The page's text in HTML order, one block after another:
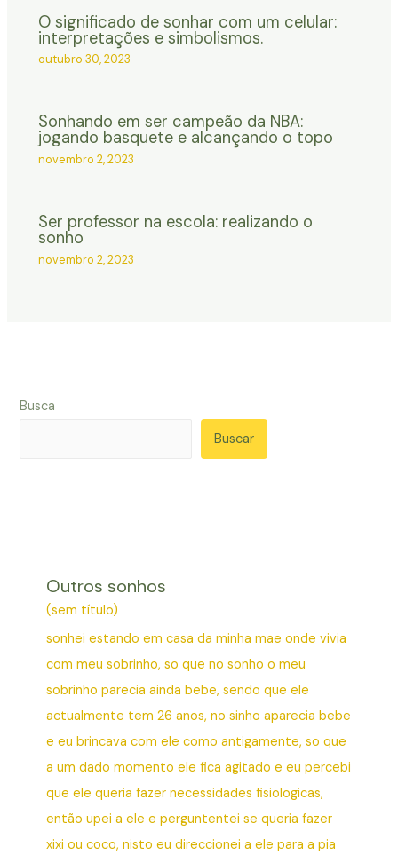
O significado de sonhar com um celular:
interpretações e simbolismos.
outubro 30, 2023
Sonhando em ser campeão da NBA:
jogando basquete e alcançando o topo
novembro 2, 2023
Ser professor na escola: realizando o
sonho
novembro 2, 2023
Busca
Buscar
Outros sonhos
(sem título)
sonhei estando em casa da minha mae onde vivia
com meu sobrinho, so que no sonho o meu
sobrinho parecia ainda bebe, sendo que ele
actualmente tem 26 anos, no sinho aparecia bebe
e eu brincava com ele como antigamente, so que
a um dado momento ele fica agitado e eu percebi
que ele queria fazer necessidades fisiologicas,
então upei a ele e perguntentei se queria fazer
xixi ou coco, nisto eu direccionei a ele para a pia